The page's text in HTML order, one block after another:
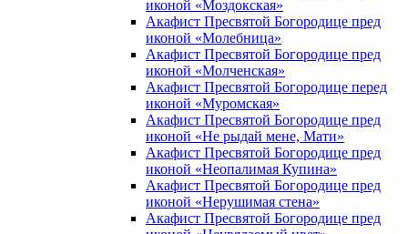
иконой «Моздокская»
Акафист Пресвятой Богородице пред
иконой «Молебница»
Акафист Пресвятой Богородице пред
иконой «Молченская»
Акафист Пресвятой Богородице перед
иконой «Муромская»
Акафист Пресвятой Богородице пред
иконой «Не рыдай мене, Мати»
Акафист Пресвятой Богородице пред
иконой «Неопалимая Купина»
Акафист Пресвятой Богородице пред
иконой «Нерушимая стена»
Акафист Пресвятой Богородице пред